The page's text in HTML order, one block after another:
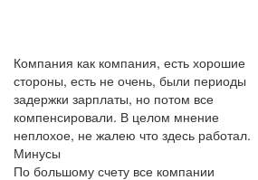
Компания как компания, есть хорошие
стороны, есть не очень, были периоды
задержки зарплаты, но потом все
компенсировали. В целом мнение
неплохое, не жалею что здесь работал.
Минусы
По большому счету все компании